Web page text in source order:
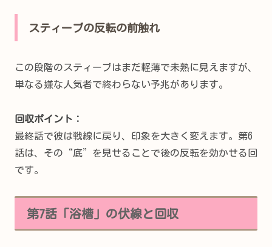
スティーブの反転の前触れ
この段階のスティーブはまだ軽薄で未熟に見えますが、
単なる嫌な人気者で終わらない予兆があります。
回収ポイント：
最終話で彼は戦線に戻り、印象を大きく変えます。第6
話は、その“底”を見せることで後の反転を効かせる回
です。
第7話「浴槽」の伏線と回収